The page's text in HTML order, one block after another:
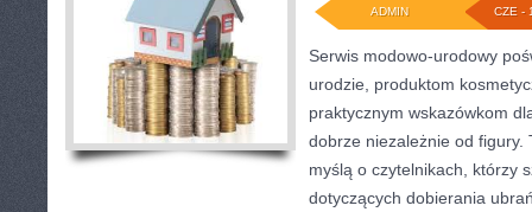
CZE -
ADMIN
Serwis modowo-urodowy
urodzie, produktom
praktycznym wskazówkom
dobrze niezależnie od figury.
myślą o czytelnikach, którzy
dotyczących dobierania